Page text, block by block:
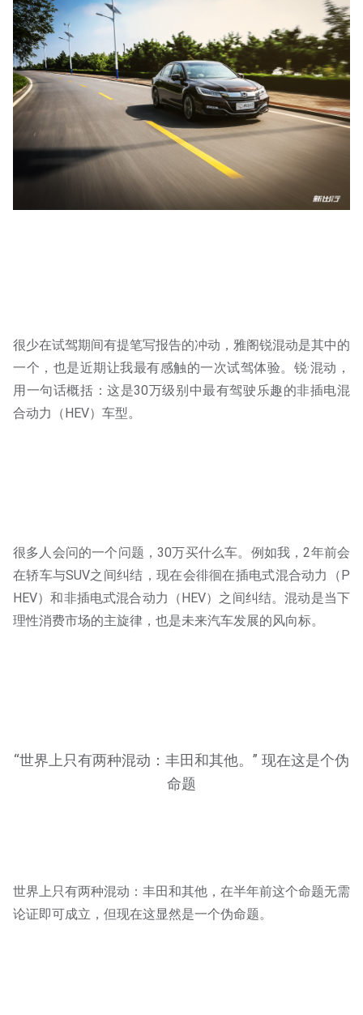
很少在试驾期间有提笔写报告的冲动，雅阁锐混动是其中的
一个，也是近期让我最有感触的一次试驾体验。锐·混动，
用一句话概括：这是30万级别中最有驾驶乐趣的非插电混
合动力（HEV）车型。
很多人会问的一个问题，30万买什么车。例如我，2年前会
在轿车与SUV之间纠结，现在会徘徊在插电式混合动力（P
HEV）和非插电式混合动力（HEV）之间纠结。混动是当下
理性消费市场的主旋律，也是未来汽车发展的风向标。
“世界上只有两种混动：丰田和其他。” 现在这是个伪
命题
世界上只有两种混动：丰田和其他，在半年前这个命题无需
论证即可成立，但现在这显然是一个伪命题。